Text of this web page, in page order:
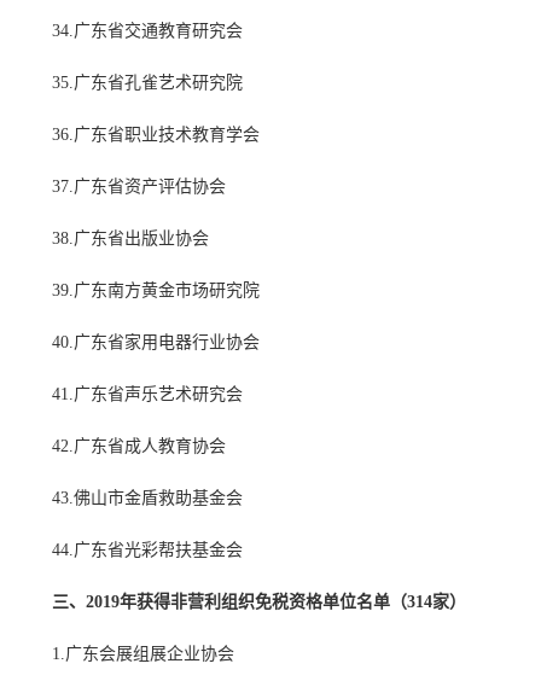
34.广东省交通教育研究会
35.广东省孔雀艺术研究院
36.广东省职业技术教育学会
37.广东省资产评估协会
38.广东省出版业协会
39.广东南方黄金市场研究院
40.广东省家用电器行业协会
41.广东省声乐艺术研究会
42.广东省成人教育协会
43.佛山市金盾救助基金会
44.广东省光彩帮扶基金会
三、2019年获得非营利组织免税资格单位名单（314家）
1.广东会展组展企业协会